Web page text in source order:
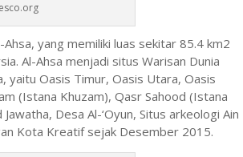
yang memiliki luas sekitar 85.4 km2
Al-Ahsa menjadi situs Warisan Dunia
yaitu Oasis Timur, Oasis Utara, Oasis
(Istana Khuzam), Qasr Sahood (Istana
Desa Al-‘Oyun, Situs arkeologi Ain
Kota Kreatif sejak Desember 2015.